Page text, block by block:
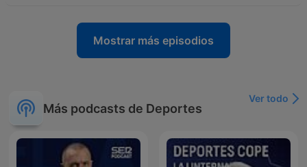
Mostrar más episodios
Más podcasts de Deportes
Ver todo